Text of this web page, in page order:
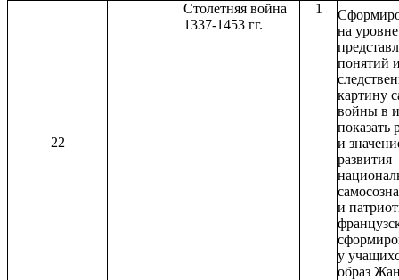
22
Столетняя война
1337-1453 гг.
1
на уровне
понятий
картину
войны в
показать
и
развития
и
у
образ